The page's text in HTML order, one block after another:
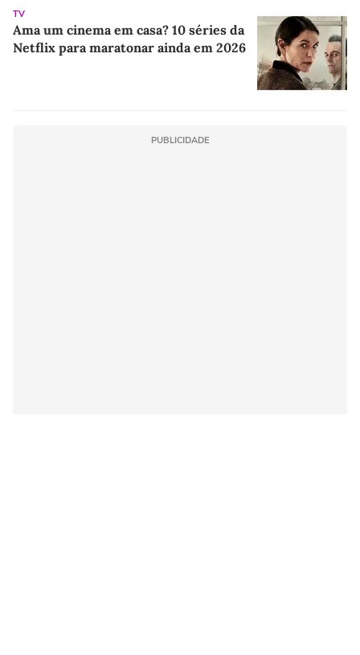
TV
Ama um cinema em casa? 10 séries da
Netflix para maratonar ainda em 2026
PUBLICIDADE